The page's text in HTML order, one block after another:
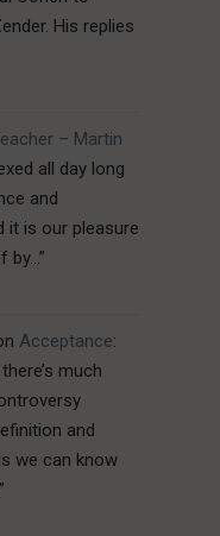
His replies
– Martin
all day long
and
it is our pleasure
by…”
Acceptance:
much
and
we can know